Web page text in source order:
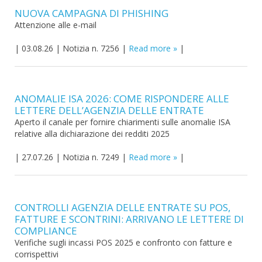
NUOVA CAMPAGNA DI PHISHING
Attenzione alle e-mail
| 03.08.26 | Notizia n. 7256 | Read more |
ANOMALIE ISA 2026: COME RISPONDERE ALLE
LETTERE DELL’AGENZIA DELLE ENTRATE
Aperto il canale per fornire chiarimenti sulle anomalie ISA
relative alla dichiarazione dei redditi 2025
| 27.07.26 | Notizia n. 7249 | Read more |
CONTROLLI AGENZIA DELLE ENTRATE SU POS,
FATTURE E SCONTRINI: ARRIVANO LE LETTERE DI
COMPLIANCE
Verifiche sugli incassi POS 2025 e confronto con fatture e
corrispettivi